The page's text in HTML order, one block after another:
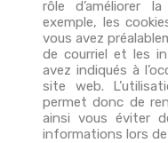
rôle d’améliorer
exemple, les
vous avez
de courriel et les
avez indiqués à
site web.
permet donc de
ainsi vous éviter
informations lors